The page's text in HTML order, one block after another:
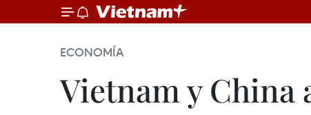
ECONOMÍA
Vietnam y China